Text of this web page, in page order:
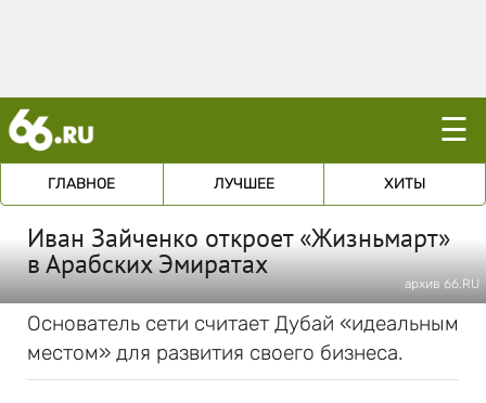
☰
ГЛАВНОЕ ЛУЧШЕЕ ХИТЫ
Иван Зайченко откроет «Жизньмарт»
в Арабских Эмиратах
архив 66.RU
Основатель сети считает Дубай «идеальным
местом» для развития своего бизнеса.